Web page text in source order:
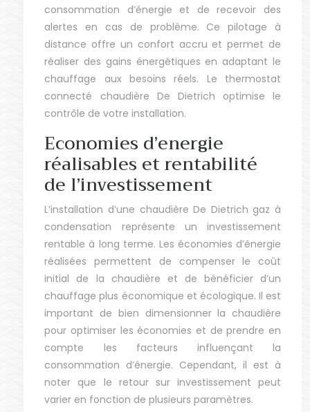
consommation d’énergie et de recevoir des
alertes en cas de problème. Ce pilotage à
distance offre un confort accru et permet de
réaliser des gains énergétiques en adaptant le
chauffage aux besoins réels. Le thermostat
connecté chaudière De Dietrich optimise le
contrôle de votre installation.
Economies d’energie
réalisables et rentabilité
de l’investissement
L’installation d’une chaudière De Dietrich gaz à
condensation représente un investissement
rentable à long terme. Les économies d’énergie
réalisées permettent de compenser le coût
initial de la chaudière et de bénéficier d’un
chauffage plus économique et écologique. Il est
important de bien dimensionner la chaudière
pour optimiser les économies et de prendre en
compte les facteurs influençant la
consommation d’énergie. Cependant, il est à
noter que le retour sur investissement peut
varier en fonction de plusieurs paramètres.